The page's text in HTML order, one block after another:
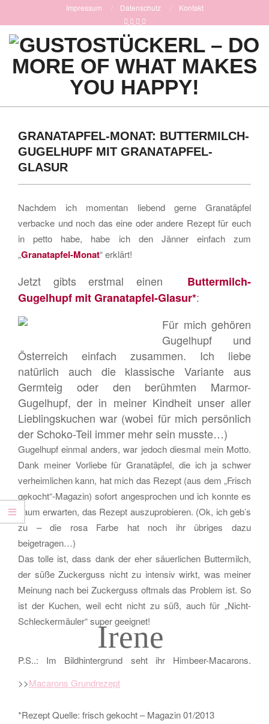
to
content
Impressum Datenschutz Kontakt
GUSTOSTÜCKERL
DO
MORE
OF
WHAT
MAKES
YOU
HAPPY!
Navigation
Menu
GRANATAPFEL-MONAT: BUTTERMILCH-
GUGELHUPF MIT GRANATAPFEL-
GLASUR
Nachdem ich momentan liebend gerne Granatäpfel
verbacke und noch das eine oder andere Rezept für euch
in petto habe, habe ich den Jänner einfach zum
„Granatapfel-Monat“ erklärt!
Jetzt gibts erstmal einen Buttermilch-
Gugelhupf mit Granatapfel-Glasur*:
Für mich gehören
Gugelhupf und
Österreich einfach zusammen. Ich liebe
natürlich auch die klassische Variante aus
Germteig oder den berühmten Marmor-
Gugelhupf, der in meiner Kindheit unser aller
Lieblingskuchen war (wobei für mich persönlich
der Schoko-Teil immer mehr sein musste…)
Gugelhupf einmal anders, war jedoch diesmal mein Motto.
Dank meiner Vorliebe für Granatäpfel, die ich ja schwer
verheimlichen kann, hat mich das Rezept (aus dem „Frisch
gekocht“-Magazin) sofort angesprochen und ich konnte es
kaum erwarten, das Rezept auszuprobieren. (Ok, ich geb’s
zu – die rosa Farbe hat noch ihr übriges dazu
beigetragen…)
Das tolle ist, dass dank der eher säuerlichen Buttermilch,
der süße Zuckerguss nicht zu intensiv wirkt, was meiner
Meinung nach bei Zuckerguss oftmals das Problem ist. So
ist der Kuchen, weil echt nicht zu süß, auch für „Nicht-
Schleckermäuler“ super geeignet!
Irene
P.S..: Im Bildhintergrund seht ihr Himbeer-Macarons.
>>Macarons Grundrezept
*Rezept Quelle: frisch gekocht – Magazin 01/2013